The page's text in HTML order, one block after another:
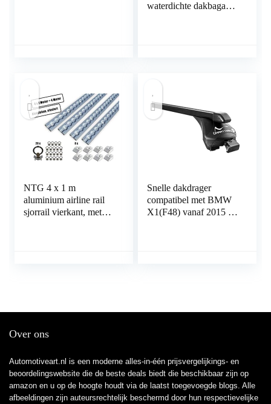
waterdichte dakbagage,
NTG 4 x 1 m
aluminium airline rail
sjorrail vierkant, met
Snelle dakdrager
compatibel met BMW
X1(F48) vanaf 2015 tot
Over ons
Automotiveart.nl is een moderne alles-in-één prijsvergelijkings- en
beoordelingswebsite die de beste deals biedt die beschikbaar zijn op
amazon en u op de hoogte houdt via de laatst toegevoegde blogs. Alle
afbeeldingen zijn auteursrechtelijk beschermd door hun respectievelijke